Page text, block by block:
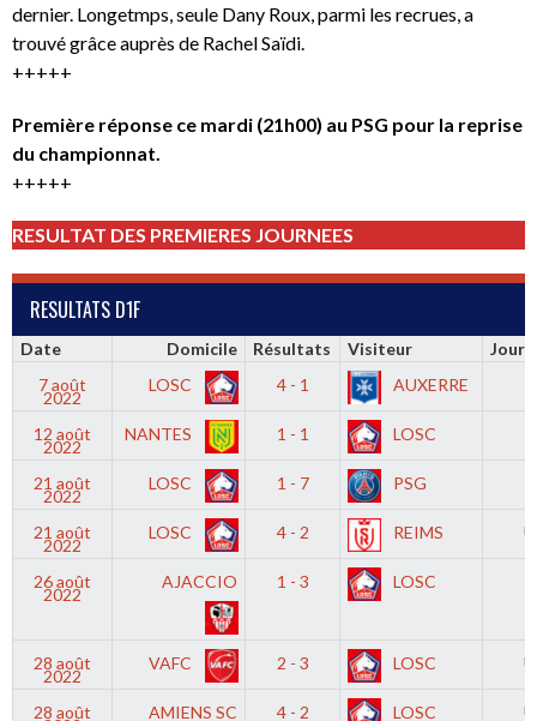
dernier. Longetmps, seule Dany Roux, parmi les recrues, a
trouvé grâce auprès de Rachel Saïdi.
+++++
Première réponse ce mardi (21h00) au PSG pour la reprise
du championnat.
+++++
RESULTAT DES PREMIERES JOURNEES
RESULTATS D1F
Date Domicile Résultats Visiteur
Jour
7 août
2022
LOSC 4 - 1 AUXERRE
12 août
2022
NANTES 1 - 1 LOSC
21 août
2022
LOSC 1 - 7 PSG
21 août
2022
LOSC 4 - 2 REIMS
26 août
2022
AJACCIO 1 - 3 LOSC
28 août
2022
VAFC 2 - 3 LOSC
28 août AMIENS SC 4 - 2 LOSC